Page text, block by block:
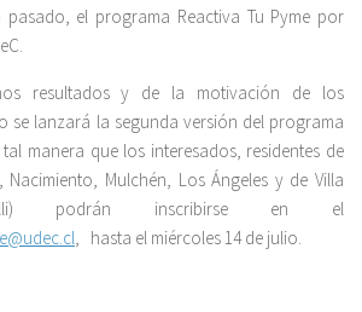
el programa Reactiva Tu Pyme por
resultados y de la motivación de los
se lanzará la segunda versión del programa
tal manera que los interesados, residentes de
Mulchén, Los Ángeles y de Villa
podrán inscribirse en el
, hasta el miércoles 14 de julio.